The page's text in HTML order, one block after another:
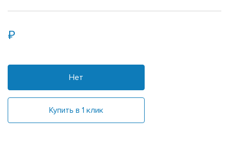
Нет
Купить в 1 клик